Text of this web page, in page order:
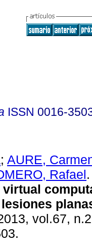
ISSN 0016-
; AURE,
Rafael.
vol.67,